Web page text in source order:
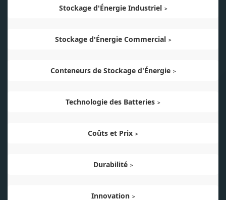
Stockage d'Énergie Industriel
Stockage d'Énergie Commercial
Conteneurs de Stockage d'Énergie
Technologie des Batteries
Coûts et Prix
Durabilité
Innovation